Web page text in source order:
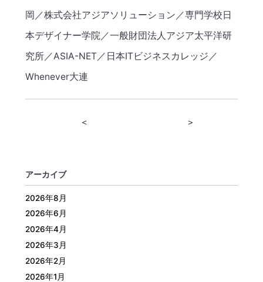
岡／株式会社アジアソリューション／専門学校日
本デザイナー学院／一般財団法人アジア太平洋研
究所／ASIA-NET／日本ITビジネスカレッジ／
Whenever大連
＜ ＞
アーカイブ
2026年8月
2026年6月
2026年4月
2026年3月
2026年2月
2026年1月